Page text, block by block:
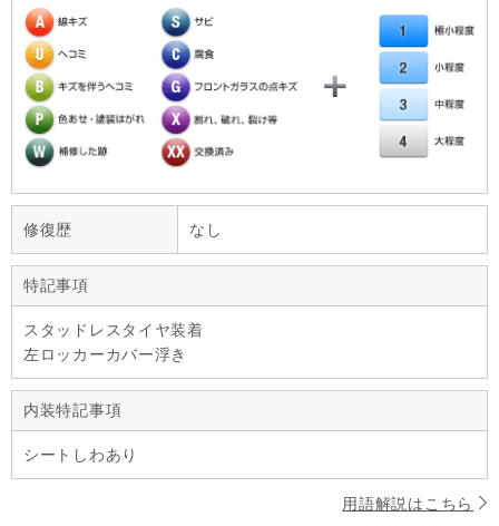
修復歴 なし
特記事項
スタッドレスタイヤ装着
左ロッカーカバー浮き
内装特記事項
シートしわあり
用語解説はこちら